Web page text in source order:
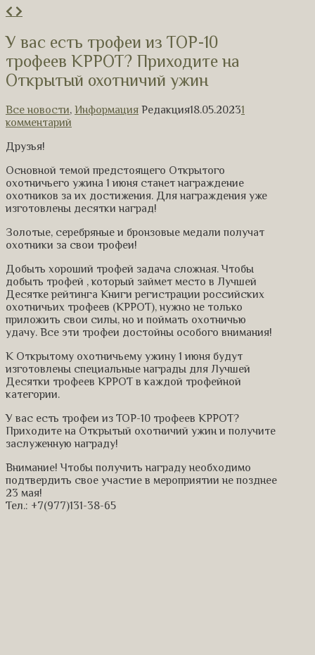
У вас есть трофеи из ТОР-10
трофеев КРРОТ? Приходите на
Открытый охотничий ужин
Все новости, Информация Редакция18.05.20231
комментарий
Друзья!
Основной темой предстоящего Открытого
охотничьего ужина 1 июня станет награждение
охотников за их достижения. Для награждения уже
изготовлены десятки наград!
Золотые, серебряные и бронзовые медали получат
охотники за свои трофеи!
Добыть хороший трофей задача сложная. Чтобы
добыть трофей , который займет место в Лучшей
Десятке рейтинга Книги регистрации российских
охотничьих трофеев (КРРОТ), нужно не только
приложить свои силы, но и поймать охотничью
удачу. Все эти трофеи достойны особого внимания!
К Открытому охотничьему ужину 1 июня будут
изготовлены специальные награды для Лучшей
Десятки трофеев КРРОТ в каждой трофейной
категории.
У вас есть трофеи из ТОР-10 трофеев КРРОТ?
Приходите на Открытый охотничий ужин и получите
заслуженную награду!
Внимание! Чтобы получить награду необходимо
подтвердить свое участие в мероприятии не позднее
23 мая!
Тел.: +7(977)131-38-65